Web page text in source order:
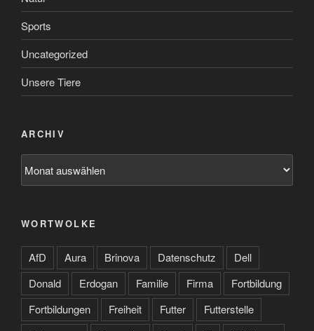
Sports
Uncategorized
Unsere Tiere
ARCHIV
WORTWOLKE
AfD Aura Brinova Datenschutz
Dell
Donald
Erdogan Familie Firma
Fortbildung
Fortbildungen
Freiheit Futter
Futterstelle